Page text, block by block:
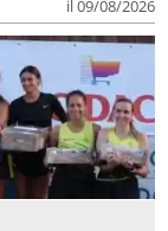
il 09/08/2026